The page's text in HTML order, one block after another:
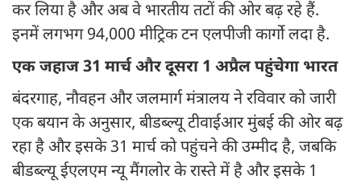
कर लिया है और अब वे भारतीय तटों की ओर बढ़ रहे हैं.
इनमें लगभग 94,000 मीट्रिक टन एलपीजी कार्गो लदा है.
एक जहाज 31 मार्च और दूसरा 1 अप्रैल पहुंचेगा भारत
बंदरगाह, नौवहन और जलमार्ग मंत्रालय ने रविवार को जारी
एक बयान के अनुसार, बीडब्ल्यू टीवाईआर मुंबई की ओर बढ़
रहा है और इसके 31 मार्च को पहुंचने की उम्मीद है, जबकि
बीडब्ल्यू ईएलएम न्यू मैंगलोर के रास्ते में है और इसके 1